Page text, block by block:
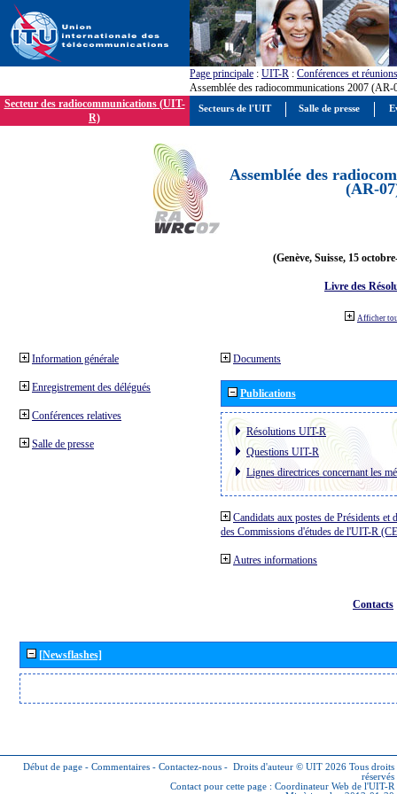
Page principale : UIT-R : Conférences et réunions
Assemblée des radiocommunications 2007 (AR-
Secteur des radiocommunications (UIT-
R)
Assemblée des
(AR-
(Genève, Suisse, 15
Livre des
Afficher
Information générale
Enregistrement des délégués
Conférences relatives
Salle de presse
Documents
Publications
Résolutions UIT-R
Questions UIT-R
Lignes directrices concernant les
Candidats aux postes de Présidents et
des Commissions d'études de l'UIT-R
Autres informations
Contacts
[Newsflashes]
Début de page - Commentaires - Contactez-nous - Droits d'auteur © UIT 2026 Tous droits
réservés
Contact pour cette page : Coordinateur Web de l'UIT-R
Secteurs de l'UIT Salle de presse